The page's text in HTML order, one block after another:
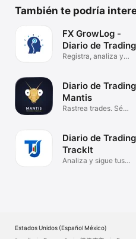
También te podría
FX GrowLog -
Diario de Trading
Registra, analiza y
Diario de
Mantis
Rastrea trades. Sé
Diario de
TrackIt
Analiza y sigue tus
Estados Unidos (Español México)